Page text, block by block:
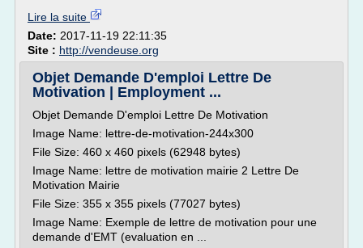
Lire la suite
Date: 2017-11-19 22:11:35
Site : http://vendeuse.org
Objet Demande D'emploi Lettre De
Motivation | Employment ...
Objet Demande D'emploi Lettre De Motivation
Image Name: lettre-de-motivation-244x300
File Size: 460 x 460 pixels (62948 bytes)
Image Name: lettre de motivation mairie 2 Lettre De
Motivation Mairie
File Size: 355 x 355 pixels (77027 bytes)
Image Name: Exemple de lettre de motivation pour une
demande d'EMT (evaluation en ...